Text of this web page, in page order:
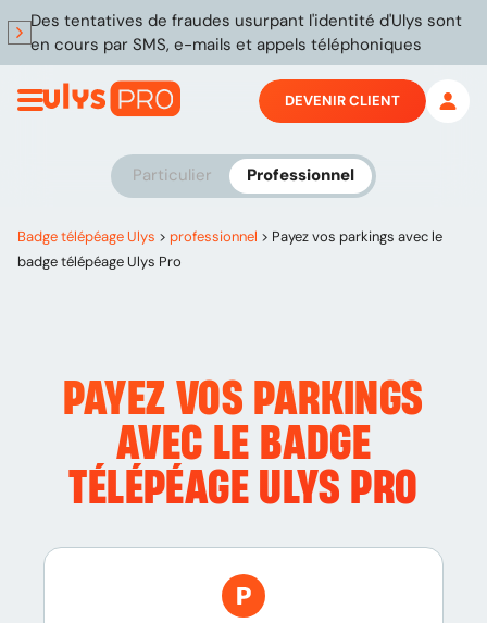
Des tentatives de fraudes usurpant l'identité d'Ulys sont
en cours par SMS, e-mails et appels téléphoniques
Particulier Professionnel
DEVENIR CLIENT
Badge télépéage Ulys > professionnel > Payez vos parkings avec le
badge télépéage Ulys Pro
PAYEZ VOS PARKINGS
AVEC LE BADGE
TÉLÉPÉAGE ULYS PRO